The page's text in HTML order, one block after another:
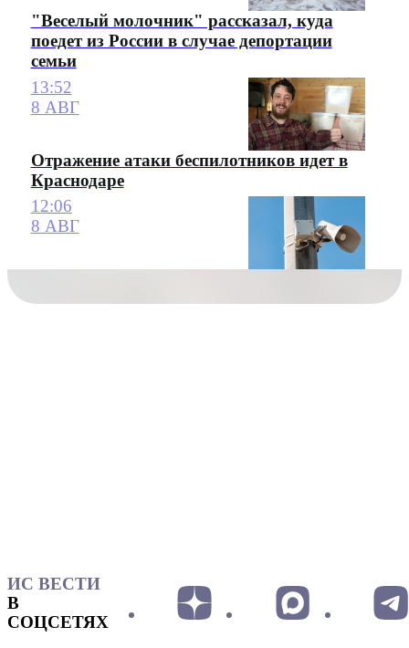
"Веселый молочник" рассказал, куда
поедет из России в случае депортации
семьи
13:52
8 АВГ
Отражение атаки беспилотников идет в
Краснодаре
12:06
8 АВГ
ИС ВЕСТИ
В
СОЦСЕТЯХ